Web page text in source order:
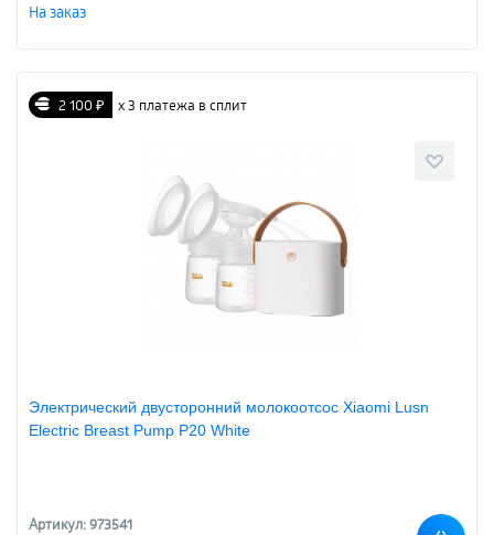
На заказ
2 100 ₽ х 3 платежа в сплит
Электрический двусторонний молокоотсос Xiaomi Lusn
Electric Breast Pump P20 White
Артикул: 973541